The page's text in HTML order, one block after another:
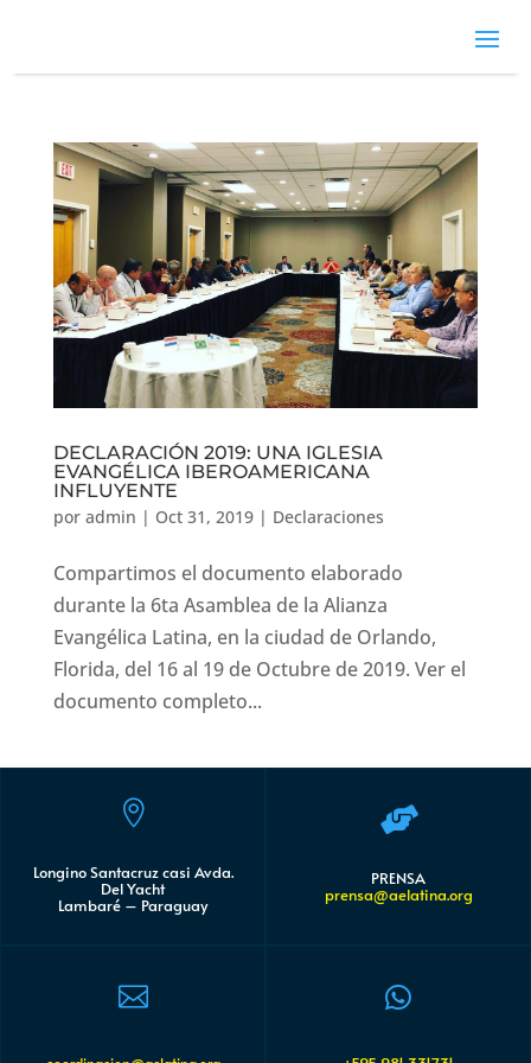
DECLARACIÓN 2019: UNA IGLESIA
EVANGÉLICA IBEROAMERICANA
INFLUYENTE
por admin | Oct 31, 2019| Declaraciones
Compartimos el documento elaborado
durante la 6ta Asamblea de la Alianza
Evangélica Latina, en la ciudad de Orlando,
Florida, del 16 al 19 de Octubre de 2019. Ver el
documento completo...

Longino Santacruz casi Avda.
Del Yacht
Lambaré – Paraguay


PRENSA
prensa@aelatina.org
